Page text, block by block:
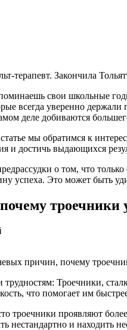
терапевт. Закончила
свои школьные
всегда уверенно
деле добиваются
мы обратимся к
и достичь выдающихся
о том, что
успеха. Это может быть
причин, почему
трудностям: Троечники,
что помогает им
троечники проявляют
нестандартно и находить